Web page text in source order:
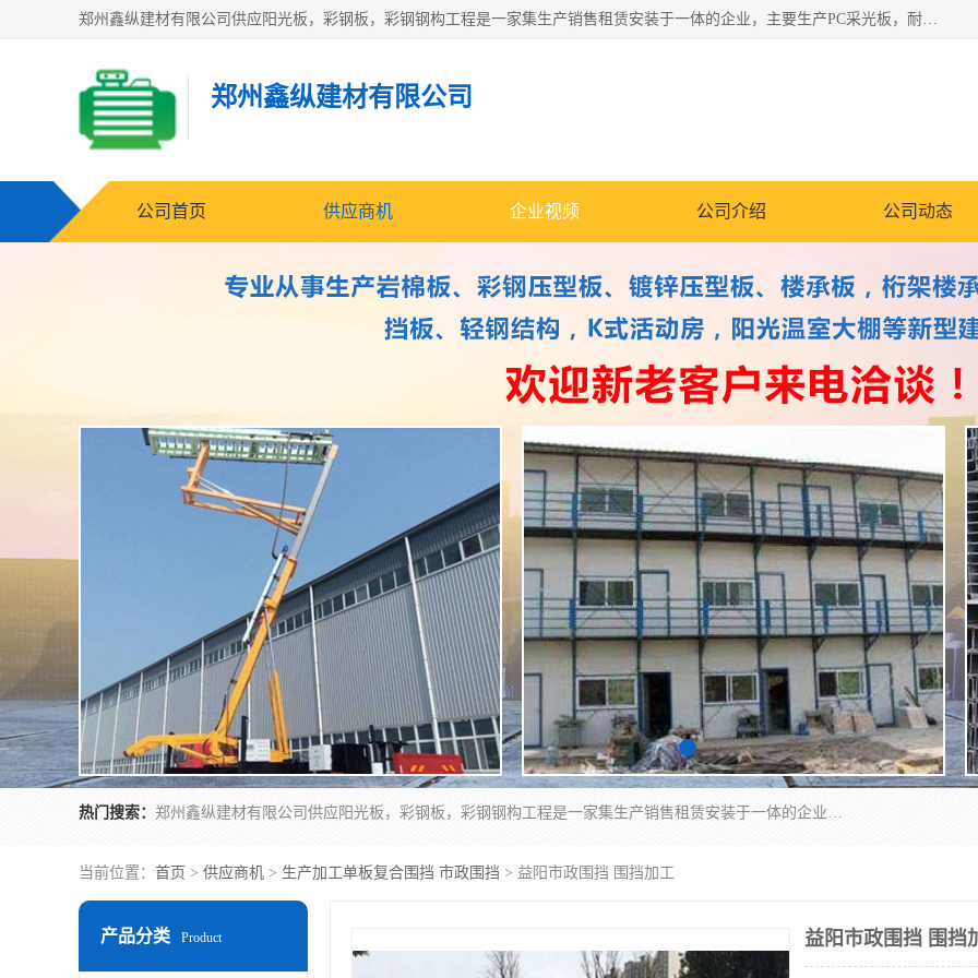
郑州鑫纵建材有限公司供应阳光板，彩钢板，彩钢钢构工程是一家集生产销售租赁安装于一体的企业，主要生产PC采光板，耐力板，仿古琉璃采光板，岩棉板、彩钢压型板、镀锌压型板、桁架楼承板，C、Z型钢檩条、围挡板、轻钢结构，阳光温室大棚等新型建材产品。公司旗下有多台移动式高空压瓦机租赁，承接全国各地业务，专业对外租赁各种型号压瓦机。
郑州鑫纵建材有限公司
公司首页 供应商机 企业视频 公司介绍 公司动态
热门搜索： 郑州鑫纵建材有限公司供应阳光板，彩钢板，彩钢钢构工程是一家集生产销售租赁安装于一体的企业，主要生产PC采光板，耐力板，仿古琉璃采光板，岩棉板、彩钢压型板、镀锌压型板、桁架楼承板，C、Z型钢檩条、围挡板、轻钢结构，阳光温室大棚等新型建材产品。公司旗下有多台移动式高空压瓦机租赁，承接全国各地业务，专业对外租赁各种型号压瓦机。
当前位置： 首页 > 供应商机 > 生产加工单板复合围挡 市政围挡 > 益阳市政围挡 围挡加工
产品分类 Product 益阳市政围挡 围挡